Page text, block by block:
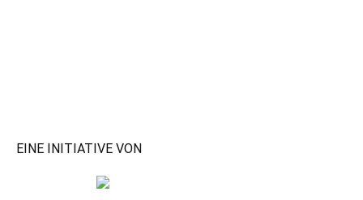
EINE INITIATIVE VON